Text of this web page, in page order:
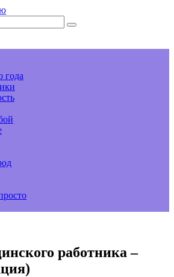
года
работника –